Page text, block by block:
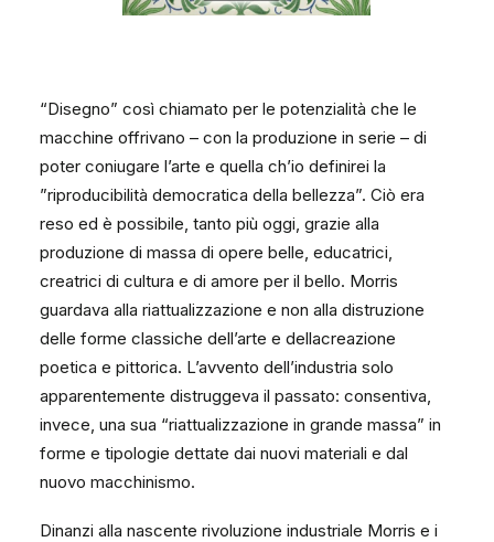
“Disegno” così chiamato per le potenzialità che le
macchine offrivano – con la produzione in serie – di
poter coniugare l’arte e quella ch’io definirei la
”riproducibilità democratica della bellezza”. Ciò era
reso ed è possibile, tanto più oggi, grazie alla
produzione di massa di opere belle, educatrici,
creatrici di cultura e di amore per il bello. Morris
guardava alla riattualizzazione e non alla distruzione
delle forme classiche dell’arte e dellacreazione
poetica e pittorica. L’avvento dell’industria solo
apparentemente distruggeva il passato: consentiva,
invece, una sua “riattualizzazione in grande massa” in
forme e tipologie dettate dai nuovi materiali e dal
nuovo macchinismo.
Dinanzi alla nascente rivoluzione industriale Morris e i